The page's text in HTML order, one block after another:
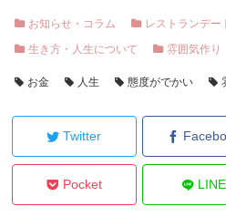
お知らせ・コラム レストランデー
生き方・人生について
雰囲気作り
お金 人生 態度がでかい
Twitter
Pocket LINE